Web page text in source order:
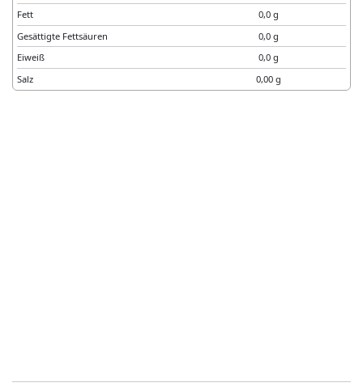
Fett
0,0 g
Gesättigte Fettsäuren
0,0 g
Eiweiß
0,0 g
Salz
0,00 g